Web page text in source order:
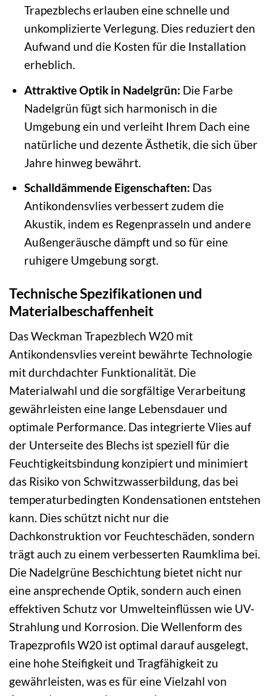
Trapezblechs erlauben eine schnelle und
unkomplizierte Verlegung. Dies reduziert den
Aufwand und die Kosten für die Installation
erheblich.
Attraktive Optik in Nadelgrün: Die Farbe
Nadelgrün fügt sich harmonisch in die
Umgebung ein und verleiht Ihrem Dach eine
natürliche und dezente Ästhetik, die sich über
Jahre hinweg bewährt.
Schalldämmende Eigenschaften: Das
Antikondensvlies verbessert zudem die
Akustik, indem es Regenprasseln und andere
Außengeräusche dämpft und so für eine
ruhigere Umgebung sorgt.
Technische Spezifikationen und
Materialbeschaffenheit
Das Weckman Trapezblech W20 mit
Antikondensvlies vereint bewährte Technologie
mit durchdachter Funktionalität. Die
Materialwahl und die sorgfältige Verarbeitung
gewährleisten eine lange Lebensdauer und
optimale Performance. Das integrierte Vlies auf
der Unterseite des Blechs ist speziell für die
Feuchtigkeitsbindung konzipiert und minimiert
das Risiko von Schwitzwasserbildung, das bei
temperaturbedingten Kondensationen entstehen
kann. Dies schützt nicht nur die
Dachkonstruktion vor Feuchteschäden, sondern
trägt auch zu einem verbesserten Raumklima bei.
Die Nadelgrüne Beschichtung bietet nicht nur
eine ansprechende Optik, sondern auch einen
effektiven Schutz vor Umwelteinflüssen wie UV-
Strahlung und Korrosion. Die Wellenform des
Trapezprofils W20 ist optimal darauf ausgelegt,
eine hohe Steifigkeit und Tragfähigkeit zu
gewährleisten, was es für eine Vielzahl von